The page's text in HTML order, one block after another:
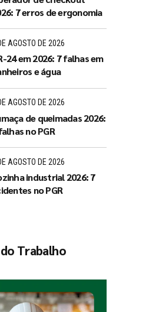
7 erros de ergonomia
AGOSTO DE 2026
24 em 2026: 7 falhas em
e água
AGOSTO DE 2026
de queimadas 2026:
no PGR
AGOSTO DE 2026
industrial 2026: 7
no PGR
Trabalho